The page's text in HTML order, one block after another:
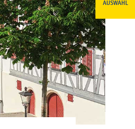
AUSWAHL